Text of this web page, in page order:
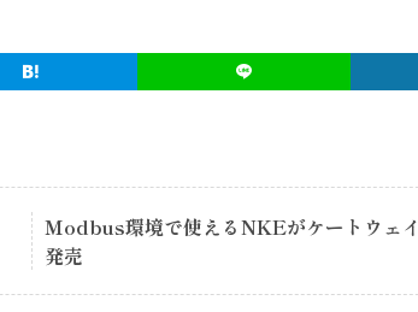
Ｍodbus環境で使えるNKEがケートウェイ
発売